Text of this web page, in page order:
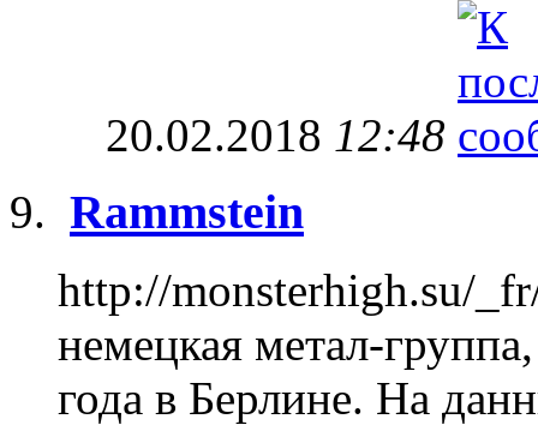
20.02.2018 12:48
Rammstein
http://monsterhigh.su/
немецкая метал-
года в Берлине. На